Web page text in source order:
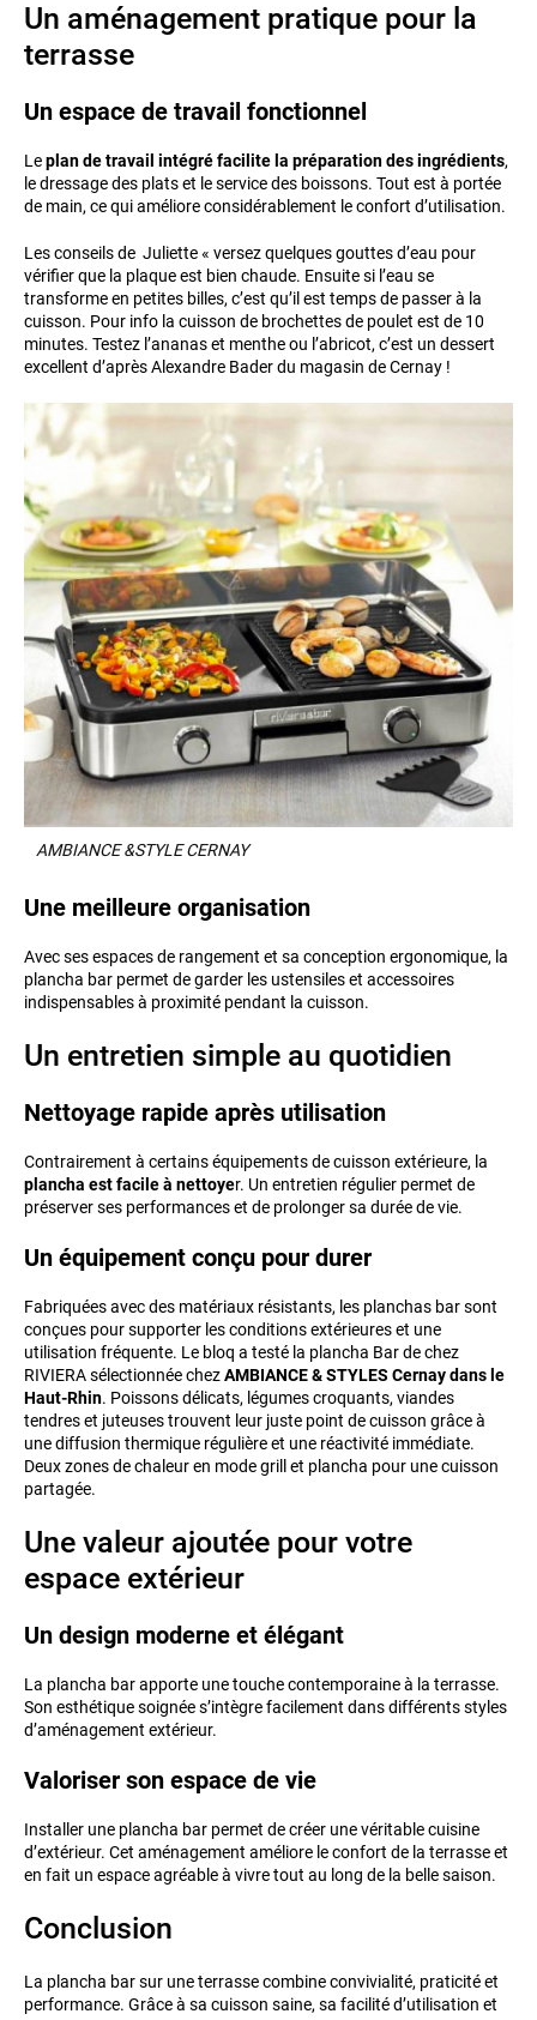
Un aménagement pratique pour la
terrasse
Un espace de travail fonctionnel
Leplan de travail intégré facilite la préparation des ingrédients,
le dressage des plats et le service des boissons. Tout est à portée
de main, ce qui améliore considérablement le confort d’utilisation.
Les conseils de Juliette « versez quelques gouttes d’eau pour
vérifier que la plaque est bien chaude. Ensuite si l’eau se
transforme en petites billes, c’est qu’il est temps de passer à la
cuisson. Pour info la cuisson de brochettes de poulet est de 10
minutes. Testez l’ananas et menthe ou l’abricot, c’est un dessert
excellent d’après Alexandre Bader du magasin de Cernay !
AMBIANCE &STYLE CERNAY
Une meilleure organisation
Avec ses espaces de rangement et sa conception ergonomique, la
plancha bar permet de garder les ustensiles et accessoires
indispensables à proximité pendant la cuisson.
Un entretien simple au quotidien
Nettoyage rapide après utilisation
Contrairement à certains équipements de cuisson extérieure, la
plancha est facile à nettoyer. Un entretien régulier permet de
préserver ses performances et de prolonger sa durée de vie.
Un équipement conçu pour durer
Fabriquées avec des matériaux résistants, les planchas bar sont
conçues pour supporter les conditions extérieures et une
utilisation fréquente. Le bloq a testé la plancha Bar de chez
RIVIERA sélectionnée chezAMBIANCE & STYLES Cernay dans le
Haut-Rhin. Poissons délicats, légumes croquants, viandes
tendres et juteuses trouvent leur juste point de cuisson grâce à
une diffusion thermique régulière et une réactivité immédiate.
Deux zones de chaleur en mode grill et plancha pour une cuisson
partagée.
Une valeur ajoutée pour votre
espace extérieur
Un design moderne et élégant
La plancha bar apporte une touche contemporaine à la terrasse.
Son esthétique soignée s’intègre facilement dans différents styles
d’aménagement extérieur.
Valoriser son espace de vie
Installer une plancha bar permet de créer une véritable cuisine
d’extérieur. Cet aménagement améliore le confort de la terrasse et
en fait un espace agréable à vivre tout au long de la belle saison.
Conclusion
La plancha bar sur une terrasse combine convivialité, praticité et
performance. Grâce à sa cuisson saine, sa facilité d’utilisation et